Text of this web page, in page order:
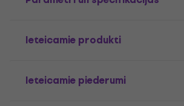
Ieteicamie produkti
Ieteicamie piederumi